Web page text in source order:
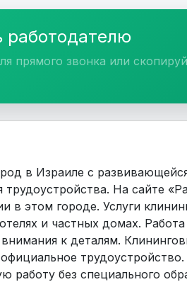
работодателю
прямого звонка или
в Израиле с
На сайте
в этом городе. Услуги
и частных домах.
к деталям.
работу без специального